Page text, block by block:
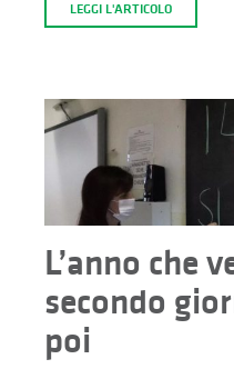
LEGGI L'ARTICOLO
L’anno che
secondo
poi